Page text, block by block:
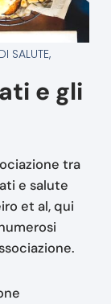
SALUTE,
e gli
tra
e salute
et al, qui